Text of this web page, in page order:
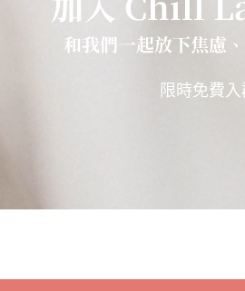
和我們一起放下焦慮
限時免費